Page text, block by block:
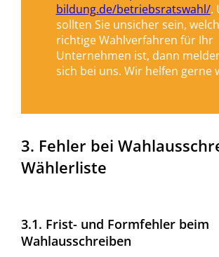
bildung.de/betriebsratswahl/.
sollten Sie unsicher sein,
richtige Wahlverfahren für Ihr
Unternehmen ist, dann
sich bei uns. Wir helfen gerne
3. Fehler bei
Wählerliste
3.1. Frist- und Formfehler beim
Wahlausschreiben